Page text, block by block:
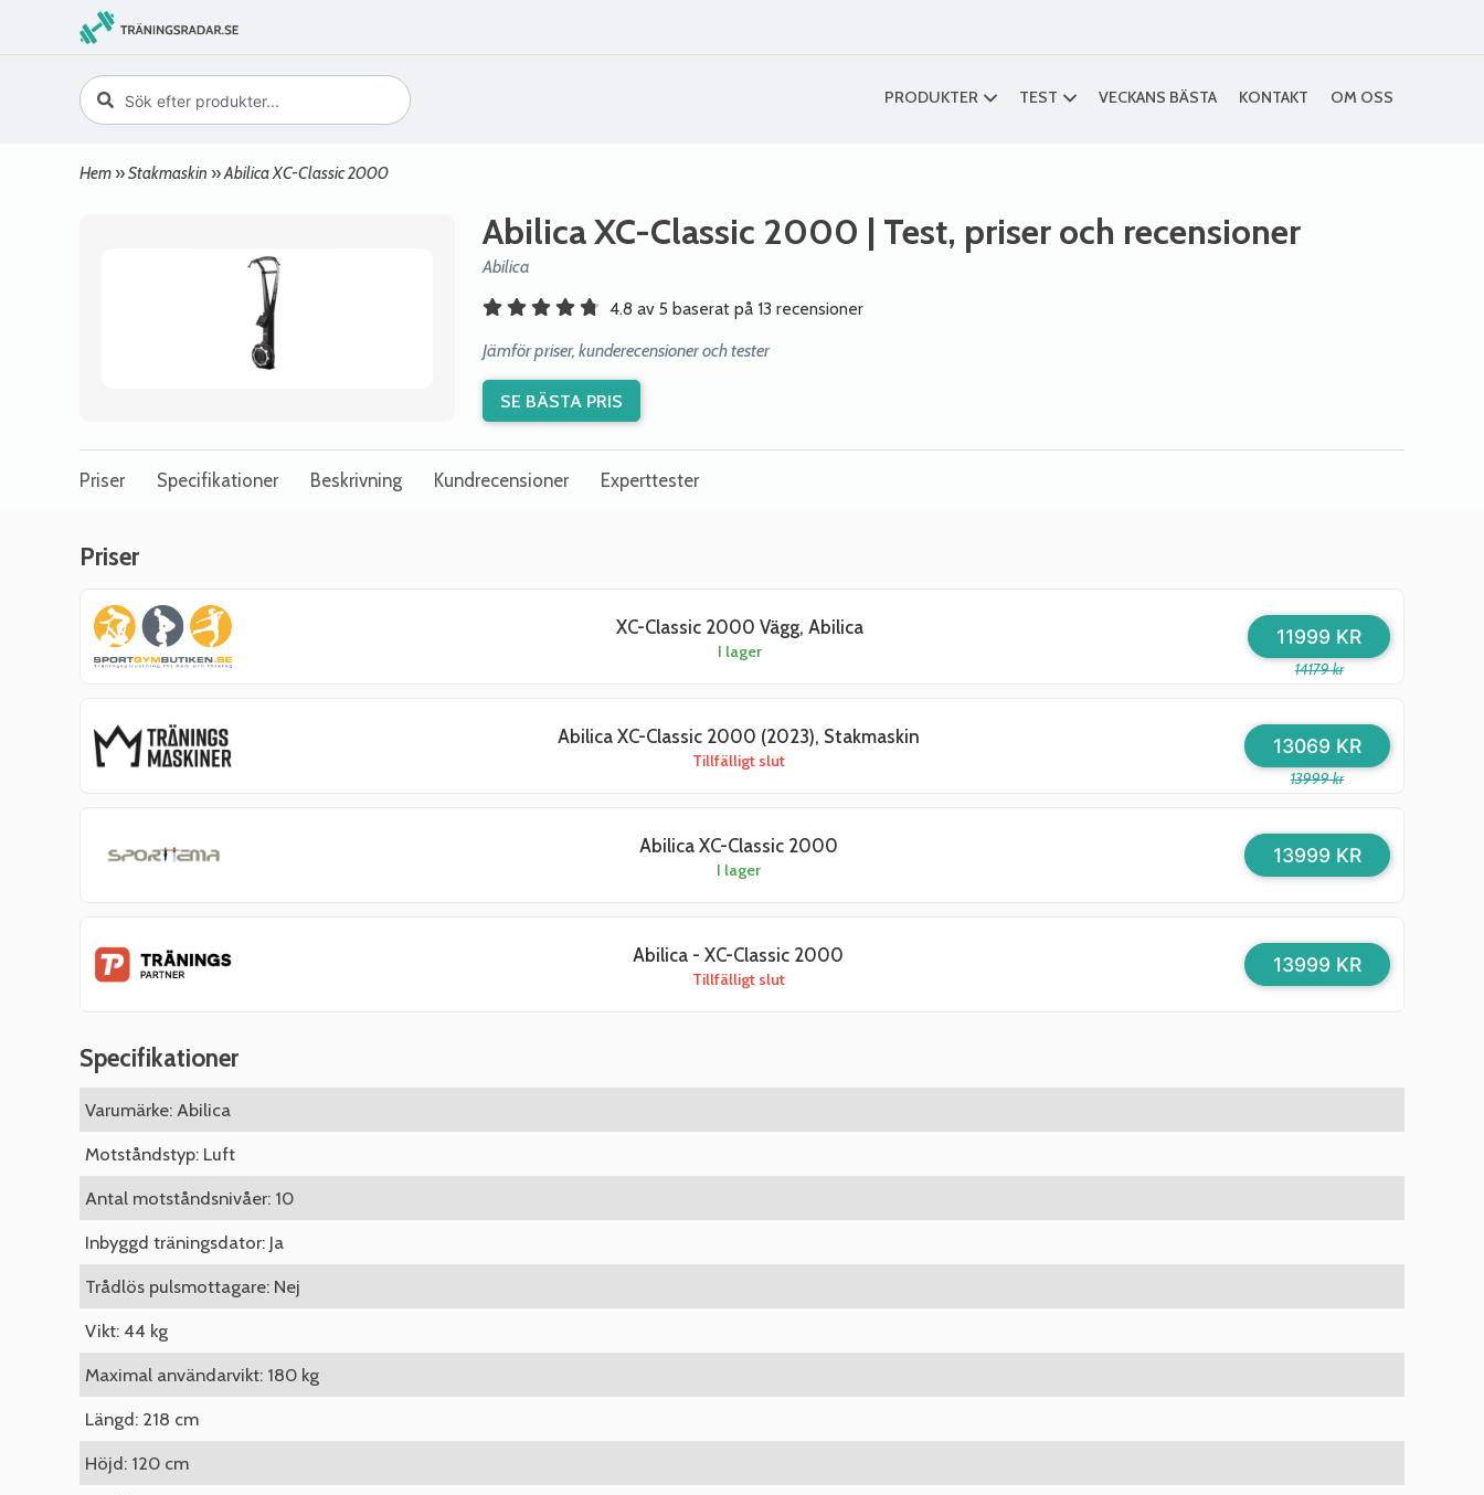
PRODUKTER TEST VECKANS BÄSTA KONTAKT OM OSS
Hem »Stakmaskin »Abilica XC-Classic 2000
Abilica XC-Classic 2000 | Test, priser och recensioner
Abilica
4.8 av 5 baserat på 13 recensioner
Jämför priser, kunderecensioner och tester
SE BÄSTA PRIS
Priser Specifikationer Beskrivning Kundrecensioner Experttester
Priser
XC-Classic 2000 Vägg, Abilica
I lager
14179 kr
11999 KR
Abilica XC-Classic 2000 (2023), Stakmaskin
Tillfälligt slut
13999 kr
13069 KR
Abilica XC-Classic 2000
I lager
13999 KR
Abilica - XC-Classic 2000
Tillfälligt slut
13999 KR
Specifikationer
Varumärke: Abilica
Motståndstyp: Luft
Antal motståndsnivåer: 10
Inbyggd träningsdator: Ja
Trådlös pulsmottagare: Nej
Vikt: 44 kg
Maximal användarvikt: 180 kg
Längd: 218 cm
Höjd: 120 cm